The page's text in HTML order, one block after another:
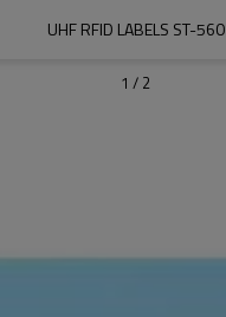
UHF RFID LABELS ST-560
1 / 2